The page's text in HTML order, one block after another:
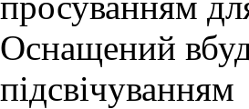
Оснащений
підсвічуванням